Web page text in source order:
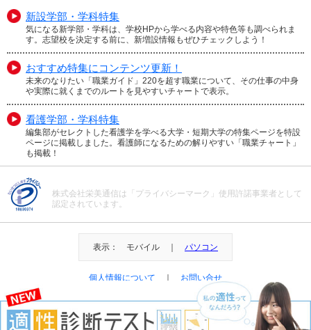
新設学部・学科特集
気になる新学部・学科は、学校HPから学べる内容や特色等も調べられま
す。志望校を決定する前に、新増設情報もぜひチェックしよう！
おすすめ特集にコンテンツ更新！
未来のなりたい「職業ガイド」220を超す職業について、その仕事の中身
や実際に就くまでのルートを見やすいチャートで表示。
看護学部・学科特集
編集部がセレクトした看護学を学べる大学・短期大学の特集ページを特設
ページに掲載しました。看護師になるための解りやすい「職業チャート」
も掲載！
株式会社栄美通信は「プライバシーマーク」使用許諾事業者として
認定されています。
表示： モバイル ｜ パソコン
個人情報について お問い合せ
＠Eibi Tsushin All Right Reserved.